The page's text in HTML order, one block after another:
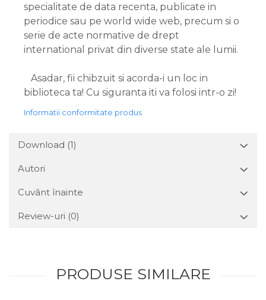
specialitate de data recenta, publicate in
periodice sau pe world wide web, precum si o
serie de acte normative de drept
international privat din diverse state ale lumii.
Asadar, fii chibzuit si acorda-i un loc in
biblioteca ta! Cu siguranta iti va folosi intr-o zi!
Informatii conformitate produs
Download (1)
Autori
Cuvânt înainte
Review-uri (0)
PRODUSE SIMILARE